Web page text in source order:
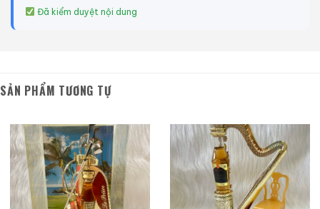
Zalo Hotline
Đã kiểm duyệt nội dung
SẢN PHẨM TƯƠNG TỰ